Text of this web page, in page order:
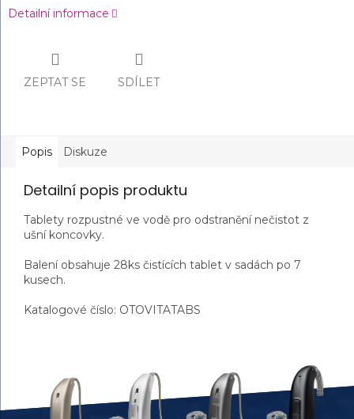
Detailní informace
ZEPTAT SE SDÍLET
Popis Diskuze
Detailní popis produktu
Tablety rozpustné ve vodě pro odstranění nečistot z
ušní koncovky.
Balení obsahuje 28ks čistících tablet v sadách po 7
kusech.
Katalogové číslo: OTOVITATABS